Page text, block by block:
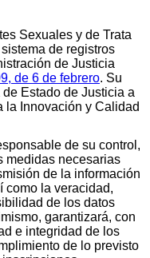
Sexuales y de Trata
de registros
de Justicia
de 6 de febrero. Su
Estado de Justicia a
la Innovación y Calidad
de su control,
medidas necesarias
de la información
como la veracidad,
de los datos
garantizará, con
e integridad de los
de lo previsto